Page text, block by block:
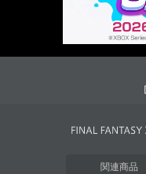
関連商品